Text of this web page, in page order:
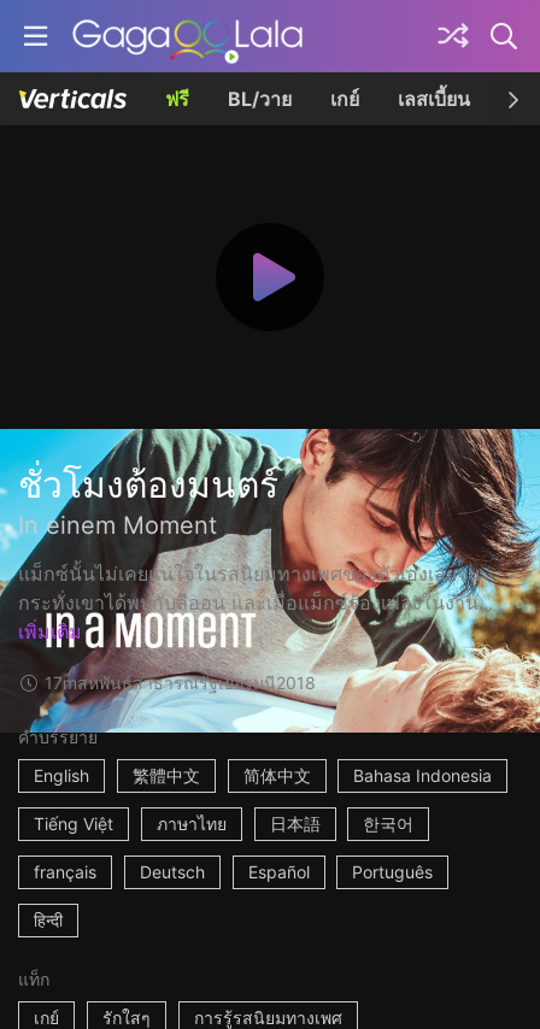
ฟรี BL/วาย เกย์ เลสเบี้ยน เค
ชั่วโมงต้องมนตร์
In einem Moment
แม็กซ์นั้นไม่เคยแน่ใจในรสนิยมทางเพศของตัวเองเลยจน
กระทั่งเขาได้พบกับลีออน และเมื่อแม็กซ์ร้องเพลงในงาน...
เพิ่มเติม
17mสหพันธ์สาธารณรัฐเยอรมนี2018
คำบรรยาย
English
繁體中文 简体中文 Bahasa Indonesia
Tiếng Việt ภาษาไทย 日本語 한국어
français Deutsch Español Português
हिन्दी
แท็ก
เกย์
รักใสๆ การรู้รสนิยมทางเพศ